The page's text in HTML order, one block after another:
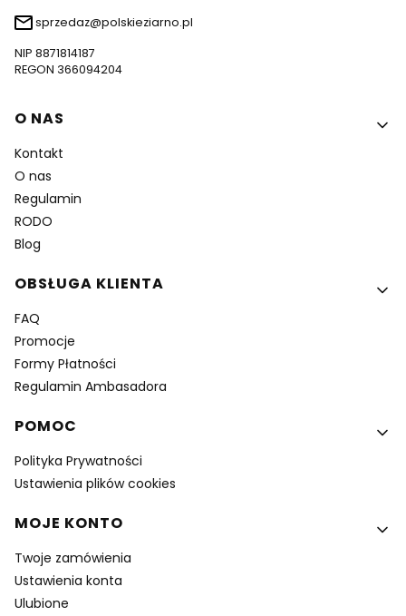
sprzedaz@polskieziarno.pl
NIP 8871814187
REGON 366094204
Linki w stopce
O NAS
Kontakt
O nas
Regulamin
RODO
Blog
OBSŁUGA KLIENTA
FAQ
Promocje
Formy Płatności
Regulamin Ambasadora
POMOC
Polityka Prywatności
Ustawienia plików cookies
MOJE KONTO
Twoje zamówienia
Ustawienia konta
Ulubione